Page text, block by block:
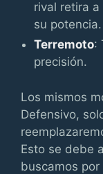
rival retira
su potencia.
Terremoto:
precisión.
Los mismos
Defensivo,
Esto se debe
buscamos